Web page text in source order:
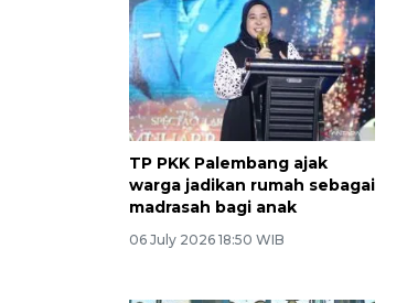
TP PKK Palembang ajak
warga jadikan rumah sebagai
madrasah bagi anak
06 July 2026 18:50 WIB